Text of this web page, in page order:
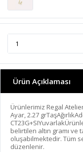
Ürün Açıklaması
Ürünlerimiz Regal
Ayar, 2.27
belirtilen altın gramı ve
oluşabilmektedir. Tüm
düzenlenir.